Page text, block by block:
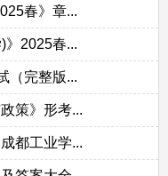
春》章...
》2025春...
（完整版...
策》形考...
都工业学...